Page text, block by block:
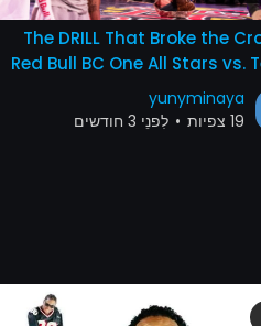
The DRILL That Broke the
Red Bull BC One All Stars vs.
yunyminaya
19 צפיות
• לִפנֵי 3 חודשים